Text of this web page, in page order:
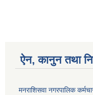
ऐन, कानुन तथा
मनराशिसवा नगरपालिक